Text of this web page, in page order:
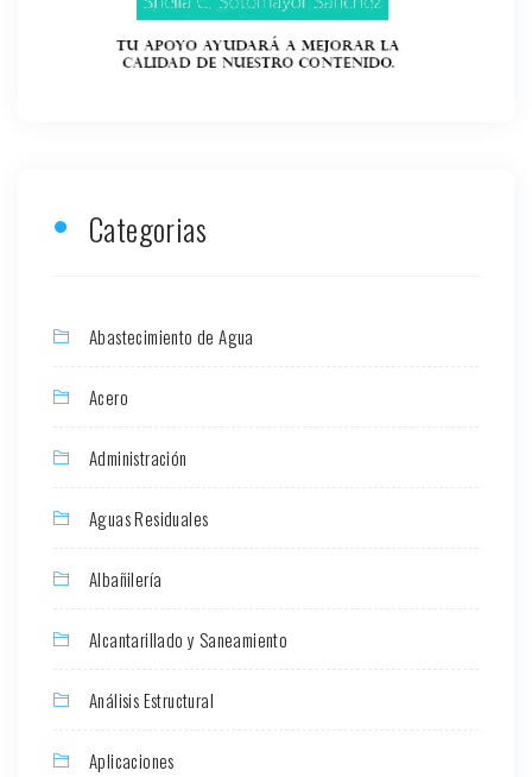
Categorias
Abastecimiento de Agua
Acero
Administración
Aguas Residuales
Albañilería
Alcantarillado y Saneamiento
Análisis Estructural
Aplicaciones